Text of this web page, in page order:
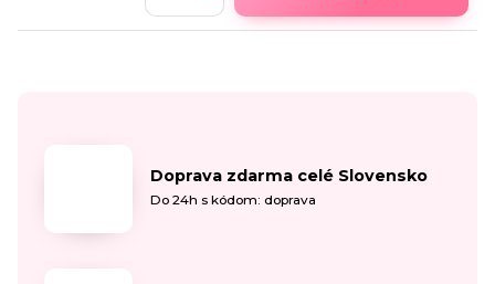
Doprava zdarma celé Slovensko
Do 24h s kódom: doprava